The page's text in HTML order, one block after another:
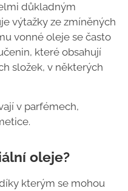
důkladným
výtažky ze zmíněných
vonné oleje se často
které obsahují
složek, v některých
v parfémech,
oleje?
kterým se mohou